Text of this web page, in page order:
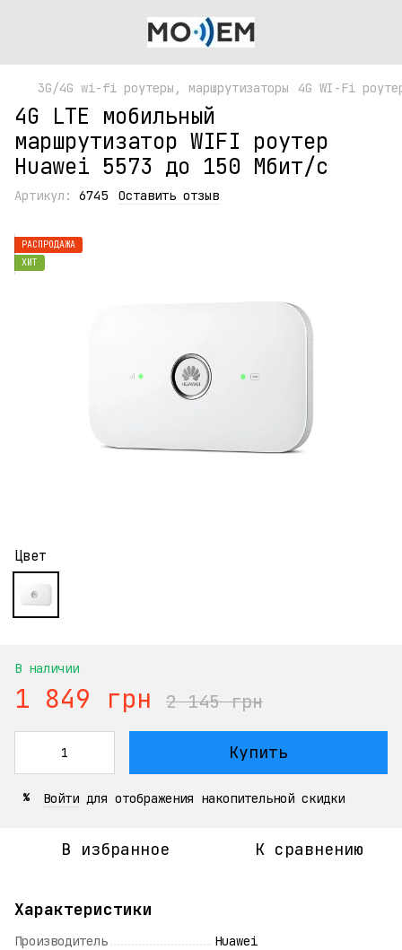
3G/4G wi-fi роутеры, маршрутизаторы 4G WI-Fi
4G LTE мобильный
маршрутизатор WIFI роутер
Huawei 5573 до 150 Мбит/с
Артикул: 6745 Оставить отзыв
РАСПРОДАЖА
ХИТ
Цвет
В наличии
1 849 грн 2 145 грн
Купить
% Войти для отображения накопительной скидки
В избранное К сравнению
Характеристики
Производитель Huawei